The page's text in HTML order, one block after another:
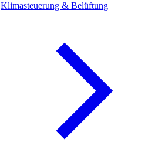
Klimasteuerung & Belüftung